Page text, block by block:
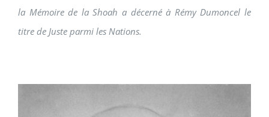
la Mémoire de la Shoah a décerné à Rémy Dumoncel le
titre de Juste parmi les Nations.